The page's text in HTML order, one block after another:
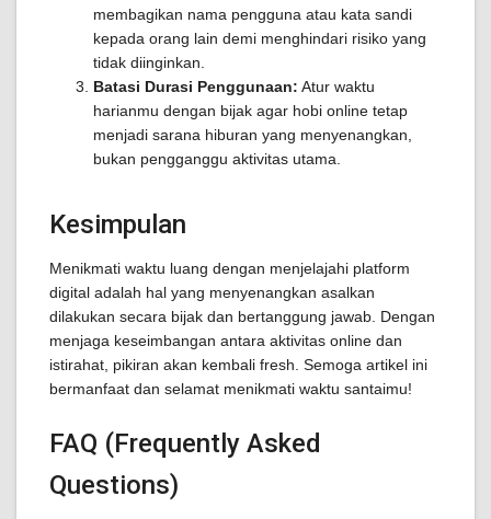
membagikan nama pengguna atau kata sandi
kepada orang lain demi menghindari risiko yang
tidak diinginkan.
Batasi Durasi Penggunaan: Atur waktu
harianmu dengan bijak agar hobi online tetap
menjadi sarana hiburan yang menyenangkan,
bukan pengganggu aktivitas utama.
Kesimpulan
Menikmati waktu luang dengan menjelajahi platform
digital adalah hal yang menyenangkan asalkan
dilakukan secara bijak dan bertanggung jawab. Dengan
menjaga keseimbangan antara aktivitas online dan
istirahat, pikiran akan kembali fresh. Semoga artikel ini
bermanfaat dan selamat menikmati waktu santaimu!
FAQ (Frequently Asked
Questions)